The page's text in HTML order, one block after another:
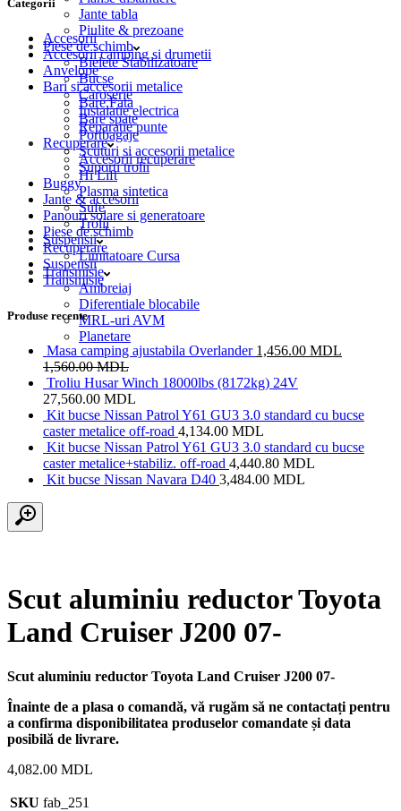
Jante tabla
Piulite & prezoane
Piese de schimb
Bielete Stabilizatoare
Bucse
Caroserie
Instalatie electrica
Reparatie punte
Recuperare
Accesorii recuperare
Hi Lift
Plasma sintetica
Sufe
Trolii
Suspensii
Limitatoare Cursa
Transmisie
Ambreiaj
Diferentiale blocabile
MRL-uri AVM
Planetare
Categorii
Accesorii
Accesorii camping si drumetii
Anvelope
Bari si accesorii metalice
Bare Fata
Bare spate
Portbagaje
Scuturi si accesorii metalice
Suporti trolii
Buggy
Jante & accesorii
Panouri solare si generatoare
Piese de schimb
Recuperare
Suspensii
Transmisie
Produse recente
Masa camping ajustabila Overlander 1,456.00 MDL
1,560.00MDL
Troliu Husar Winch 18000lbs (8172kg) 24V
27,560.00 MDL
Kit bucse Nissan Patrol Y61 GU3 3.0 standard cu bucse
caster metalice off-road 4,134.00 MDL
Kit bucse Nissan Patrol Y61 GU3 3.0 standard cu bucse
caster metalice+stabiliz. off-road 4,440.80 MDL
Kit bucse Nissan Navara D40 3,484.00 MDL
Scut aluminiu reductor Toyota
Land Cruiser J200 07-
Scut aluminiu reductor Toyota Land Cruiser J200 07-
Înainte de a plasa o comandă, vă rugăm să ne contactați pentru
a confirma disponibilitatea produselor comandate și data
posibilă de livrare.
4,082.00 MDL
SKU fab_251